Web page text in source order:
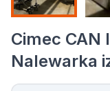
Cimec CAN
Nalewarka